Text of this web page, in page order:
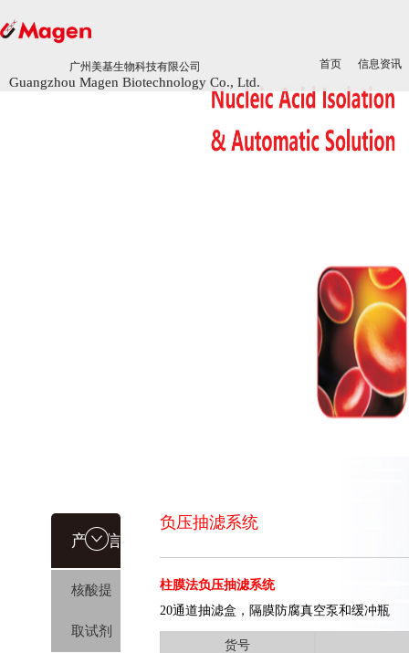
广州美基生物科技有限公司
Guangzhou Magen Biotechnology Co., Ltd.
首页 信息资讯
广州美基生物科技有限公司
Guangzhou Magen Biotechnology Co., Ltd.
首页 信息资讯
产品信
息
核酸提
取试剂
负压抽滤系统
柱膜法负压抽滤系统
20通道抽滤盒，隔膜防腐真空泵和缓冲瓶
货号